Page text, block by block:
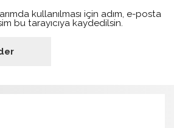
kullanılması için adım, e-posta
bu tarayıcıya kaydedilsin.